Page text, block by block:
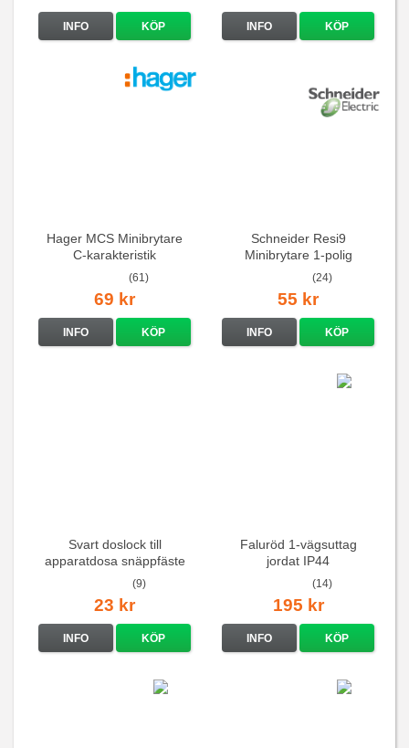
INFO KÖP INFO KÖP
Hager MCS Minibrytare
C-karakteristik
QuickConnect
(61)
69 kr
INFO KÖP
Schneider Resi9
Minibrytare 1-polig
(24)
55 kr
INFO KÖP
Svart doslock till
apparatdosa snäppfäste
(9)
23 kr
INFO KÖP
Faluröd 1-vägsuttag
jordat IP44
(14)
195 kr
INFO KÖP